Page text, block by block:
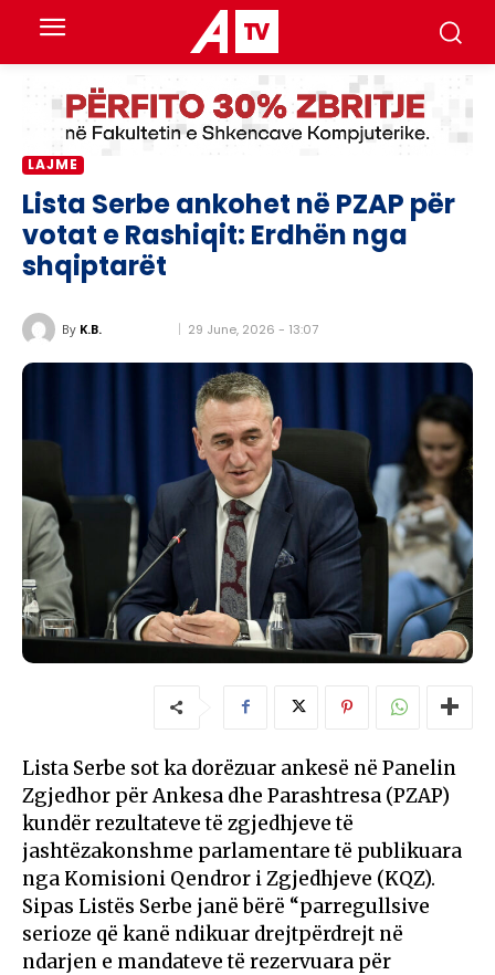
LAJME
Lista Serbe ankohet në PZAP për
votat e Rashiqit: Erdhën nga
shqiptarët
By K.B. 29 June, 2026 - 13:07
Lista Serbe sot ka dorëzuar ankesë në Panelin
Zgjedhor për Ankesa dhe Parashtresa (PZAP)
kundër rezultateve të zgjedhjeve të
jashtëzakonshme parlamentare të publikuara
nga Komisioni Qendror i Zgjedhjeve (KQZ).
Sipas Listës Serbe janë bërë “parregullsive
serioze që kanë ndikuar drejtpërdrejt në
ndarjen e mandateve të rezervuara për